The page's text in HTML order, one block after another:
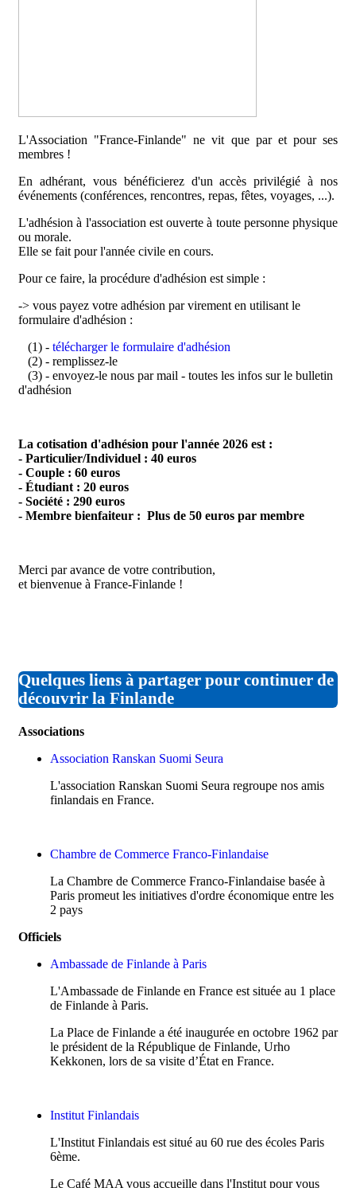
L'Association "France-Finlande" ne vit que par et pour ses
membres !
En adhérant, vous bénéficierez d'un accès privilégié à nos
événements (conférences, rencontres, repas, fêtes, voyages, ...).
L'adhésion à l'association est ouverte à toute personne physique
ou morale.
Elle se fait pour l'année civile en cours.
Pour ce faire, la procédure d'adhésion est simple :
-> vous payez votre adhésion par virement en utilisant le
formulaire d'adhésion :
(1) - télécharger le formulaire d'adhésion
(2) - remplissez-le
(3) - envoyez-le nous par mail - toutes les infos sur le bulletin
d'adhésion
La cotisation d'adhésion pour l'année 2026 est :
- Particulier/Individuel : 40 euros
- Couple : 60 euros
- Étudiant : 20 euros
- Société : 290 euros
- Membre bienfaiteur : Plus de 50 euros par membre
Merci par avance de votre contribution,
et bienvenue à France-Finlande !
Quelques liens à partager pour continuer de
découvrir la Finlande
Associations
Association Ranskan Suomi Seura
L'association Ranskan Suomi Seura regroupe nos amis
finlandais en France.
Chambre de Commerce Franco-Finlandaise
La Chambre de Commerce Franco-Finlandaise basée à
Paris promeut les initiatives d'ordre économique entre les
2 pays
Officiels
Ambassade de Finlande à Paris
L'Ambassade de Finlande en France est située au 1 place
de Finlande à Paris.
La Place de Finlande a été inaugurée en octobre 1962 par
le président de la République de Finlande, Urho
Kekkonen, lors de sa visite d’État en France.
Institut Finlandais
L'Institut Finlandais est situé au 60 rue des écoles Paris
6ème.
Le Café MAA vous accueille dans l'Institut pour vous